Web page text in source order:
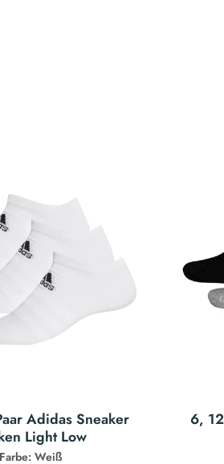
Adidas Sneaker
Light Low
Farbe: Weiß
6,